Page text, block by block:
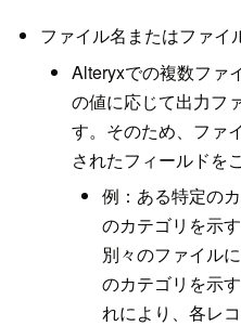
ファイル名またはファイ
Alteryxでの複数ファ
の値に応じて出力フ
す。そのため、ファ
されたフィールドを
例：ある特定の
のカテゴリを示
別々のファイル
のカテゴリを示
れにより、各レ